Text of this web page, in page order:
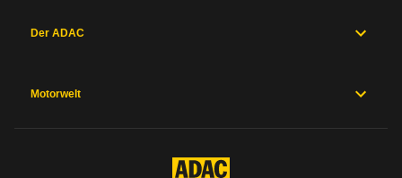
Der ADAC
Motorwelt